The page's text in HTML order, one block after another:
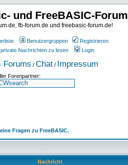
und FreeBASIC-Forum
fb-forum.de und freebasic-forum.de!
Benutzergruppen
Registrieren
Nachrichten zu lesen Login
Forums / Chat / Impressum
Forenpartner:
Fragen zu FreeBASIC.
Nachricht